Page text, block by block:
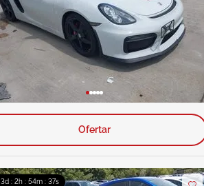
Ofertar
3d : 2h : 54m : 36s